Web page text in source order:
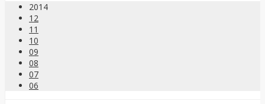
2014
12
11
10
09
08
07
06